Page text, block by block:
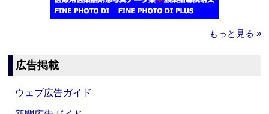
もっと見る »
広告掲載
ウェブ広告ガイド